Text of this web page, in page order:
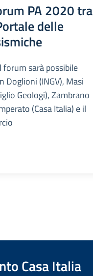
PA 2020 tra
delle
sarà possibile
(INGV), Masi
Geologi), Zambrano
(Casa Italia) e il
Casa Italia